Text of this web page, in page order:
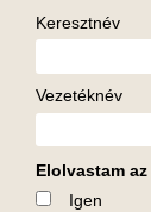
Keresztnév
Vezetéknév
Elolvastam az
Igen